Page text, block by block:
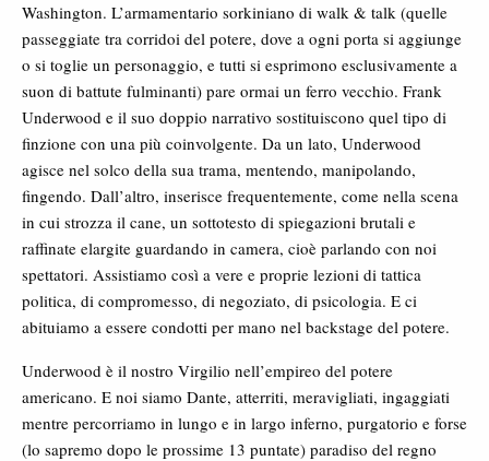
Washington. L’armamentario sorkiniano di walk & talk (quelle
passeggiate tra corridoi del potere, dove a ogni porta si aggiunge
o si toglie un personaggio, e tutti si esprimono esclusivamente a
suon di battute fulminanti) pare ormai un ferro vecchio. Frank
Underwood e il suo doppio narrativo sostituiscono quel tipo di
finzione con una più coinvolgente. Da un lato, Underwood
agisce nel solco della sua trama, mentendo, manipolando,
fingendo. Dall’altro, inserisce frequentemente, come nella scena
in cui strozza il cane, un sottotesto di spiegazioni brutali e
raffinate elargite guardando in camera, cioè parlando con noi
spettatori. Assistiamo così a vere e proprie lezioni di tattica
politica, di compromesso, di negoziato, di psicologia. E ci
abituiamo a essere condotti per mano nel backstage del potere.
Underwood è il nostro Virgilio nell’empireo del potere
americano. E noi siamo Dante, atterriti, meravigliati, ingaggiati
mentre percorriamo in lungo e in largo inferno, purgatorio e forse
(lo sapremo dopo le prossime 13 puntate) paradiso del regno